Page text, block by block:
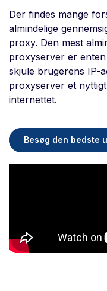
Der findes mange
almindelige
proxy. Den mest
proxyserver er
skjule brugerens IP-
proxyserver et
internettet.
Besøg den bedste